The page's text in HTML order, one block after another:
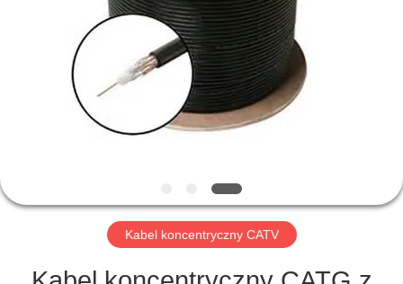
WYCIECZKA
FABRYCE
KONTROLA
SKONTAKTUJ
Kabel koncentryczny CATV